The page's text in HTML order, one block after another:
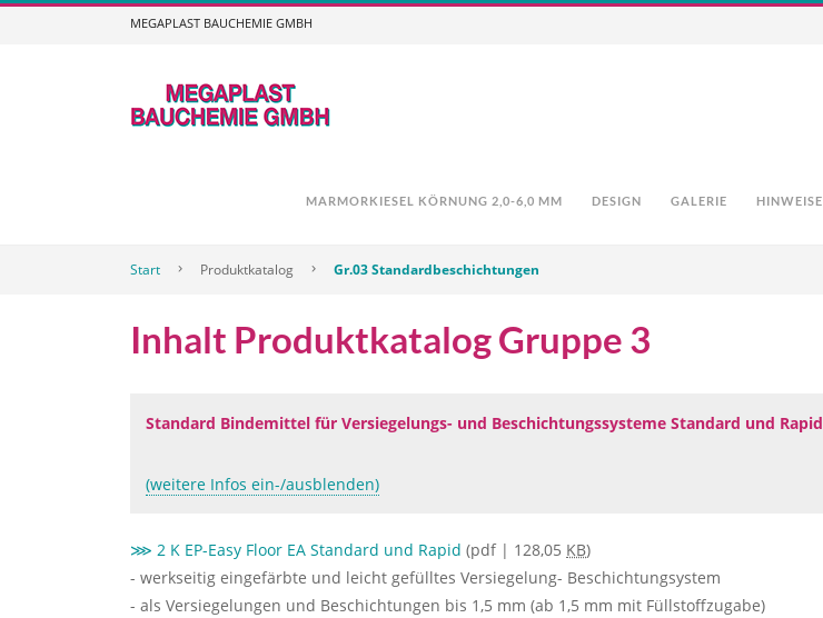
MEGAPLAST BAUCHEMIE GMBH
MARMORKIESEL KÖRNUNG 2,0-6,0 MM DESIGN GALERIE HINWEISE
Start Produktkatalog Gr.03 Standardbeschichtungen
Inhalt Produktkatalog Gruppe 3
Standard Bindemittel für Versiegelungs- und Beschichtungssysteme Standard und Rapid
(weitere Infos ein-/ausblenden)
⋙ 2 K EP-Easy Floor EA Standard und Rapid (pdf | 128,05 KB)
- werkseitig eingefärbte und leicht gefülltes Versiegelung- Beschichtungsystem
- als Versiegelungen und Beschichtungen bis 1,5 mm (ab 1,5 mm mit Füllstoffzugabe)